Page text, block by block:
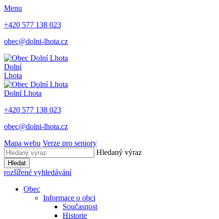
Menu
+420 577 138 023
obec@dolni-lhota.cz
Dolní
Lhota
Dolní Lhota
+420 577 138 023
obec@dolni-lhota.cz
Mapa webu Verze pro seniory
Hledaný výraz
Hledat
rozšířené vyhledávání
Obec
Informace o obci
Současnost
Historie